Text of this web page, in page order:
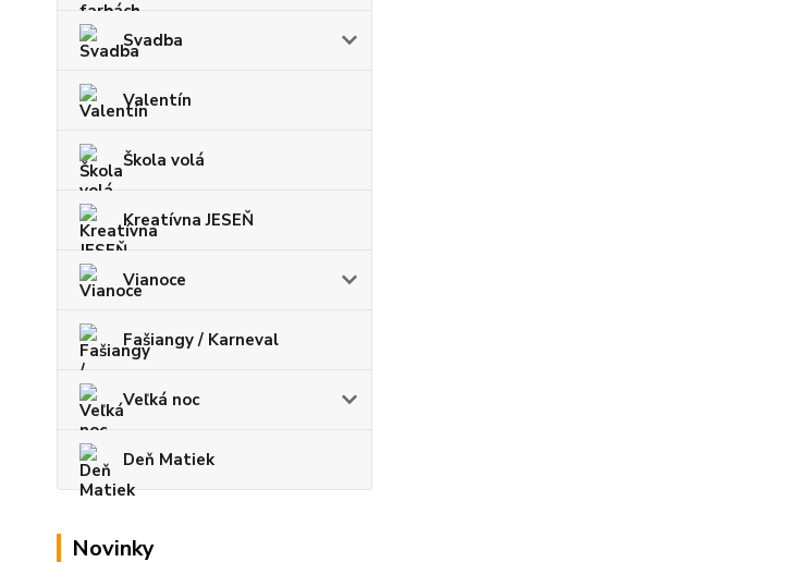
Svadba
Valentín
Škola volá
Kreatívna JESEŇ
Vianoce
Fašiangy / Karneval
Veľká noc
Deň Matiek
Novinky